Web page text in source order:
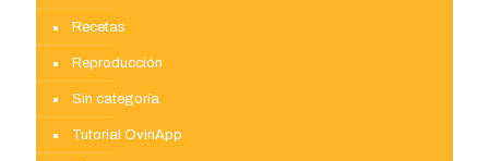
Recetas
Reproducción
Sin categoría
Tutorial OvinApp